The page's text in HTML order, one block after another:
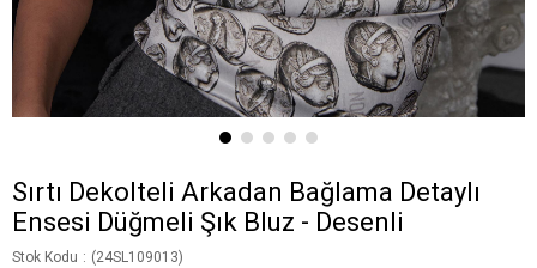
Sırtı Dekolteli Arkadan Bağlama Detaylı
Ensesi Düğmeli Şık Bluz - Desenli
Stok Kodu (24SL109013)